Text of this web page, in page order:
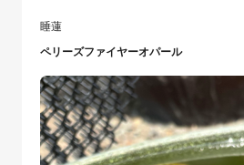
睡蓮
ペリーズファイヤーオパール